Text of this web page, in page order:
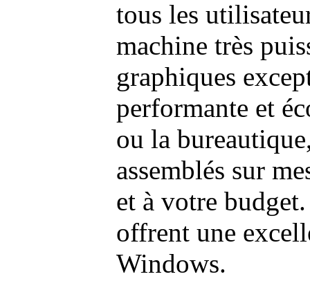
tous les
machine très
graphiques
performante et
ou la
assemblés sur
et à votre
offrent une
Windows.